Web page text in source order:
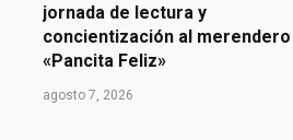
jornada de lectura y
concientización al merendero
«Pancita Feliz»
agosto 7, 2026